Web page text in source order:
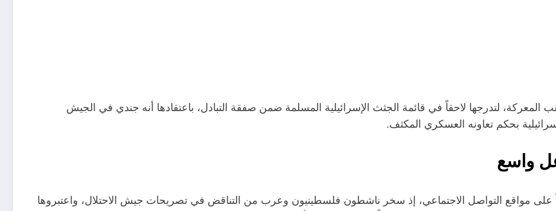
المعركة، لتدرجها لاحقاً في قائمة الجثث الإسرائيلية المسلمة ضمن صفقة التبادل، باعتقادها أنه جندي في الجيش
بحكم تعاونه العسكري المكثف.​
واسع
على مواقع التواصل الاجتماعي، إذ سخر ناشطون فلسطينيون وعرب من التناقض في تصريحات جيش الاحتلال، واعتبروها